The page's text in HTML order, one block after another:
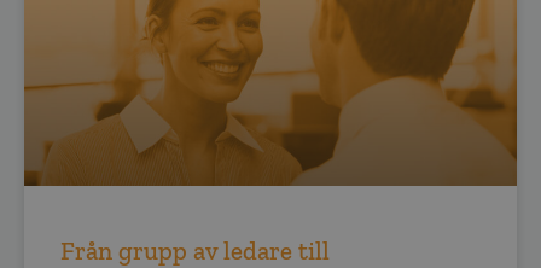
Från grupp av ledare till